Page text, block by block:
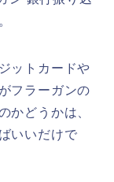
ットカードや
フラーガンの
かどうかは、
いいだけで